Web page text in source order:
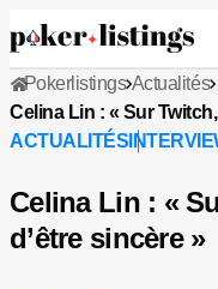
Pokerlistings Actualités
Celina Lin : « Sur
ACTUALITÉS
Celina Lin : «
d’être sincère »